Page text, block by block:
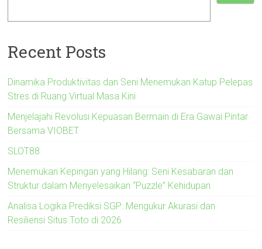
Recent Posts
Dinamika Produktivitas dan Seni Menemukan Katup Pelepas
Stres di Ruang Virtual Masa Kini
Menjelajahi Revolusi Kepuasan Bermain di Era Gawai Pintar
Bersama VIOBET
SLOT88
Menemukan Kepingan yang Hilang: Seni Kesabaran dan
Struktur dalam Menyelesaikan “Puzzle” Kehidupan
Analisa Logika Prediksi SGP: Mengukur Akurasi dan
Resiliensi Situs Toto di 2026